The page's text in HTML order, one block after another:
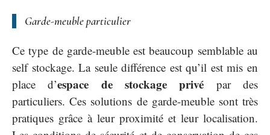
Garde-meuble particulier
Ce type de garde-meuble est beaucoup semblable au
self stockage. La seule différence est qu’il est mis en
place d’espace de stockage privé par des
particuliers. Ces solutions de garde-meuble sont très
pratiques grâce à leur proximité et leur localisation.